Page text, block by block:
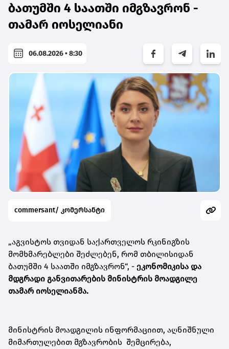
ბათუმში 4 საათში იმგზავრონ -
თამარ იოსელიანი
06.08.2026 • 8:30
commersant/ კომერსანტი
„აგვისტოს თვიდან საქართველოს რკინიგზის
მომხმარებლები შეძლებენ, რომ თბილისიდან
ბათუმში 4 საათში იმგზავრონ“, - ეკონომიკისა და
მდგრადი განვითარების მინისტრის მოადგილე
თამარ იოსელიანმა.
მინისტრის მოადგილის ინფორმაციით, აღნიშნული
მიმართულებით მგზავრობის შემცირება,